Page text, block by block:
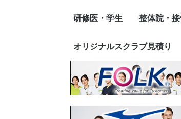
レ
メ
男
メ
研修医・学生
スクラブ・パンツ
ドクターコート
インナー
その他アイテム
メーカー別
整体院・
スクラブ
ケーシー
インナー
カーディガ
その他ア
メーカー別
オリジナルスクラブ見積り